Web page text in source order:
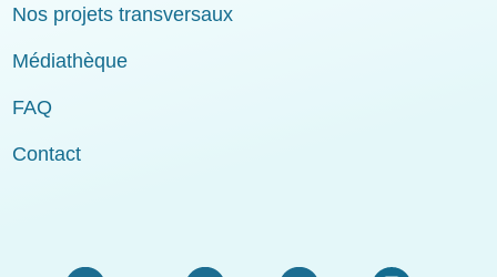
Nos projets transversaux
Médiathèque
FAQ
Contact